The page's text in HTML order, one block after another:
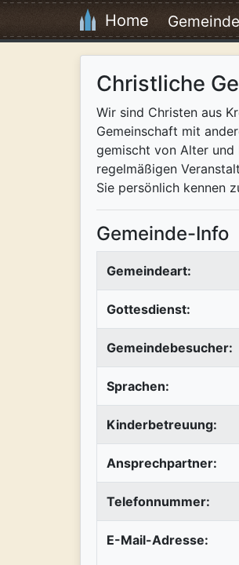
Home
Christliche
Wir sind Christen aus
Gemeinschaft mit
gemischt von Alter und
regelmäßigen
Sie persönlich kennen
Gemeinde-Info
Gemeindeart:
Gottesdienst:
Gemeindebesucher:
Sprachen:
Kinderbetreuung:
Ansprechpartner:
Telefonnummer:
E-Mail-Adresse: